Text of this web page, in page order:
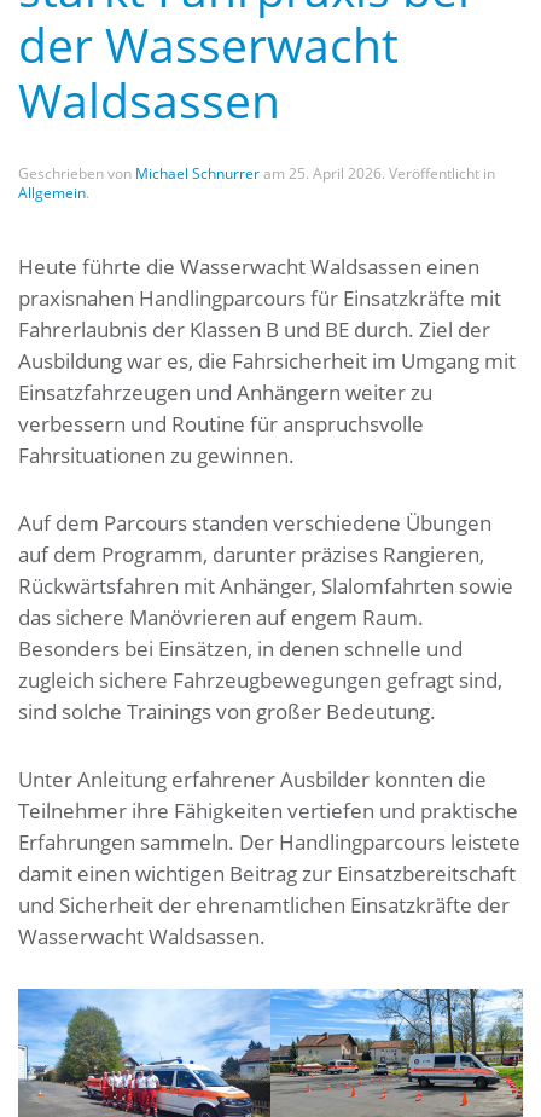
der Wasserwacht
Waldsassen
Geschrieben von Michael Schnurreram 25. April 2026. Veröffentlicht in
Allgemein.
Heute führte die Wasserwacht Waldsassen einen
praxisnahen Handlingparcours für Einsatzkräfte mit
Fahrerlaubnis der Klassen B und BE durch. Ziel der
Ausbildung war es, die Fahrsicherheit im Umgang mit
Einsatzfahrzeugen und Anhängern weiter zu
verbessern und Routine für anspruchsvolle
Fahrsituationen zu gewinnen.
Auf dem Parcours standen verschiedene Übungen
auf dem Programm, darunter präzises Rangieren,
Rückwärtsfahren mit Anhänger, Slalomfahrten sowie
das sichere Manövrieren auf engem Raum.
Besonders bei Einsätzen, in denen schnelle und
zugleich sichere Fahrzeugbewegungen gefragt sind,
sind solche Trainings von großer Bedeutung.
Unter Anleitung erfahrener Ausbilder konnten die
Teilnehmer ihre Fähigkeiten vertiefen und praktische
Erfahrungen sammeln. Der Handlingparcours leistete
damit einen wichtigen Beitrag zur Einsatzbereitschaft
und Sicherheit der ehrenamtlichen Einsatzkräfte der
Wasserwacht Waldsassen.